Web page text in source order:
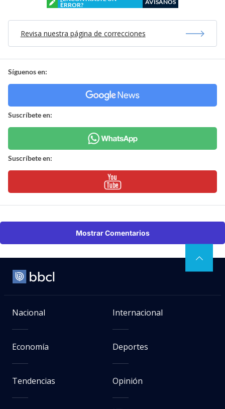
ERROR?
AVÍSANOS
Revisa nuestra página de correcciones
Síguenos en:
Suscríbete en:
Suscríbete en:
Mostrar Comentarios
Nacional Internacional
Economía Deportes
Tendencias Opinión